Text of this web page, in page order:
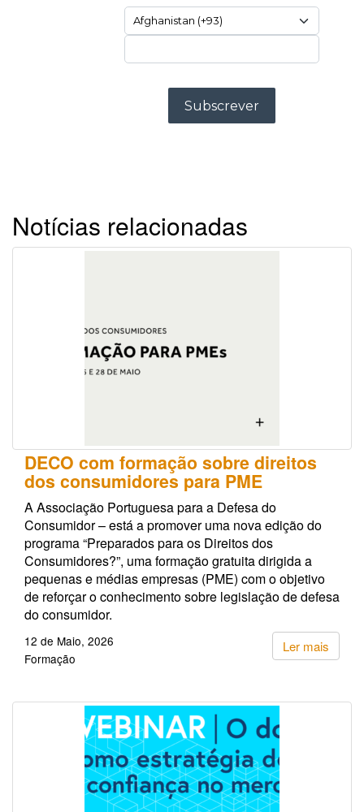
Notícias relacionadas
DECO com formação sobre direitos
dos consumidores para PME
A Associação Portuguesa para a Defesa do
Consumidor – está a promover uma nova edição do
programa “Preparados para os Direitos dos
Consumidores?”, uma formação gratuita dirigida a
pequenas e médias empresas (PME) com o objetivo
de reforçar o conhecimento sobre legislação de defesa
do consumidor.
Ler mais
12 de Maio, 2026
Formação